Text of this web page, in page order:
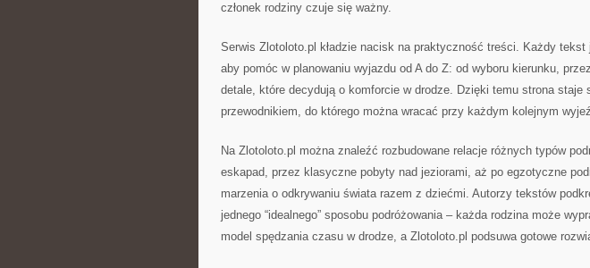
członek rodziny czuje się ważny.
Serwis Zlotoloto.pl kładzie nacisk na praktyczność treści. Każdy tekst
aby pomóc w planowaniu wyjazdu od A do Z: od wyboru kierunku,
detale, które decydują o komforcie w drodze. Dzięki temu strona staje
przewodnikiem, do którego można wracać przy każdym kolejnym
Na Zlotoloto.pl można znaleźć rozbudowane relacje różnych typów
eskapad, przez klasyczne pobyty nad jeziorami, aż po egzotyczne
marzenia o odkrywaniu świata razem z dziećmi. Autorzy tekstów
jednego “idealnego” sposobu podróżowania – każda rodzina może
model spędzania czasu w drodze, a Zlotoloto.pl podsuwa gotowe